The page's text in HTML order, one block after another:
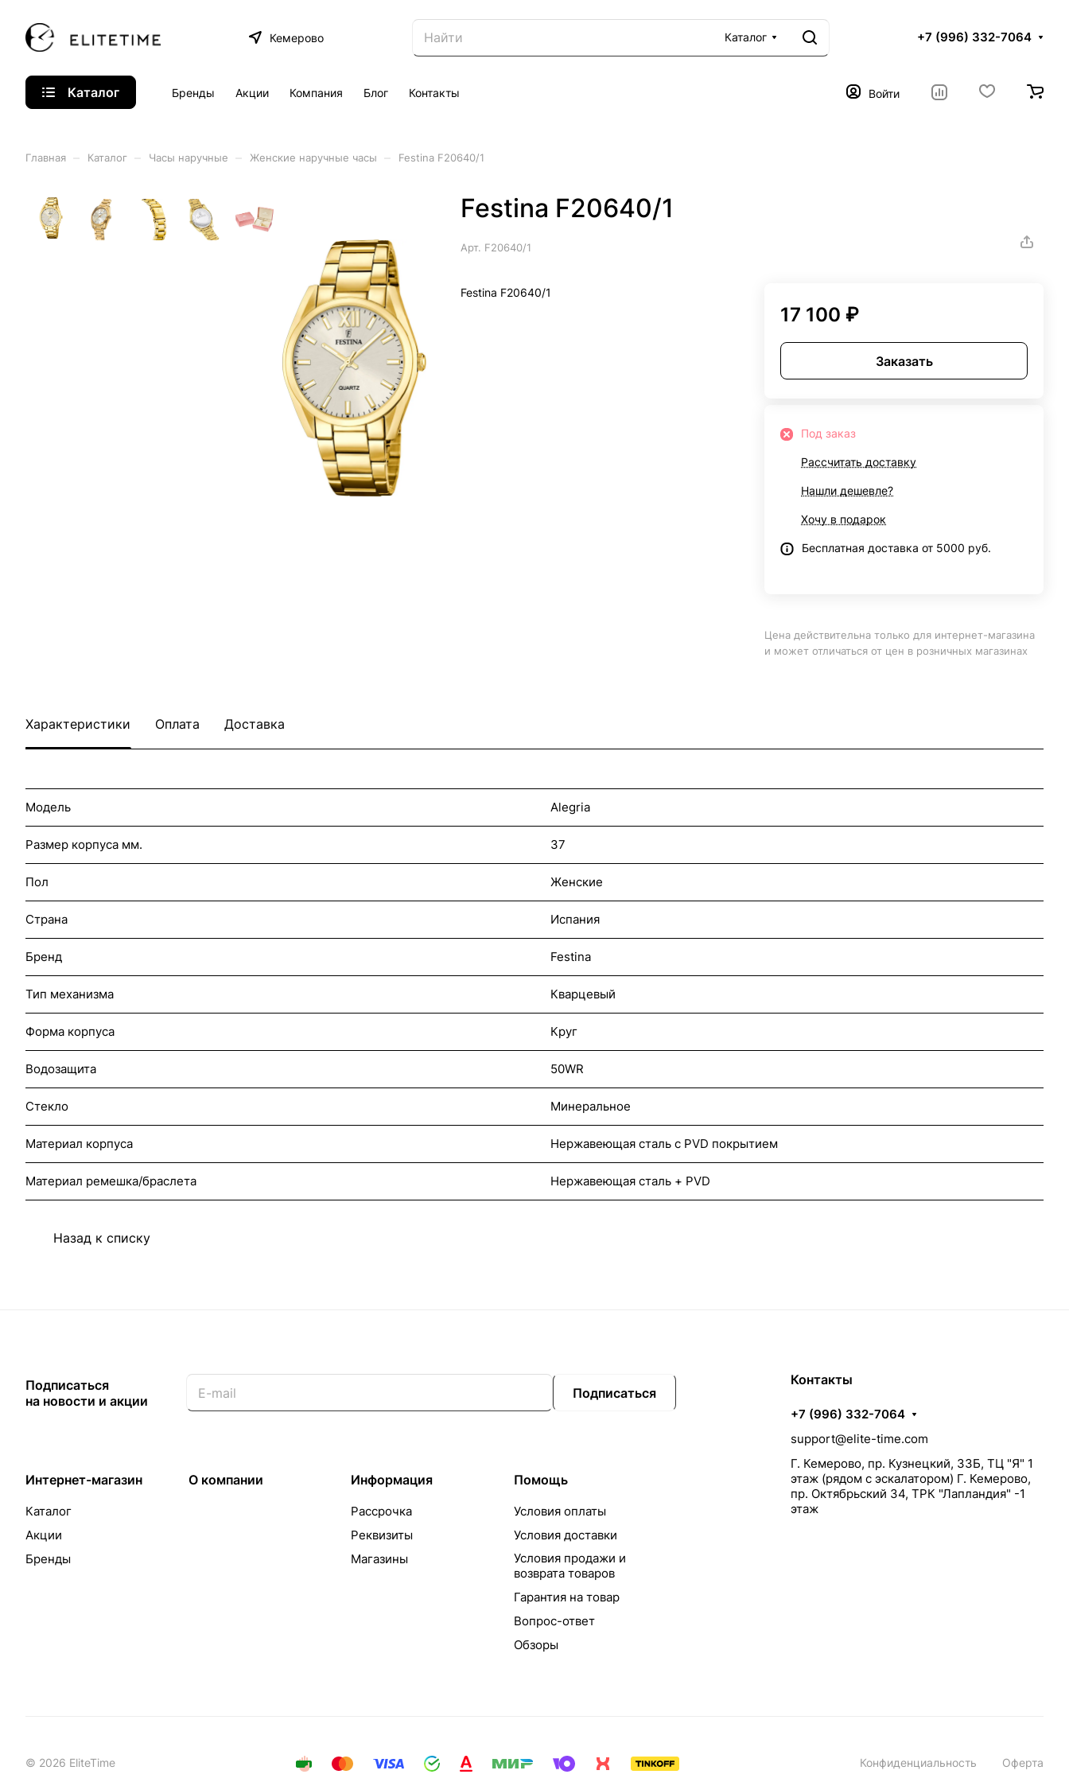
Кемерово Каталог +7 (996) 332-7064
Каталог Бренды Акции Компания Блог Контакты Войти
Главная Каталог Часы наручные Женские наручные часы Festina F20640/1
Festina F20640/1
Арт. F20640/1
Festina F20640/1
17 100 ₽
Заказать
Под заказ
Рассчитать доставку
Нашли дешевле?
Хочу в подарок
Бесплатная доставка от 5000 руб.
Цена действительна только для интернет-магазина
и может отличаться от цен в розничных магазинах
Характеристики Оплата Доставка
Модель Alegria
Размер корпуса мм. 37
Пол Женские
Страна Испания
Бренд Festina
Тип механизма Кварцевый
Форма корпуса Круг
Водозащита 50WR
Стекло Минеральное
Материал корпуса Нержавеющая сталь с PVD покрытием
Материал ремешка/браслета Нержавеющая сталь + PVD
Назад к списку
Подписаться
на новости и акции
Подписаться
Интернет-магазин
Каталог
Акции
Бренды
О компании Информация
Рассрочка
Реквизиты
Магазины
Помощь
Условия оплаты
Условия доставки
Условия продажи и
возврата товаров
Гарантия на товар
Вопрос-ответ
Обзоры
Контакты
+7 (996) 332-7064
support@elite-time.com
Г. Кемерово, пр. Кузнецкий, 33Б, ТЦ "Я" 1
этаж (рядом с эскалатором) Г. Кемерово,
пр. Октябрьский 34, ТРК "Лапландия" -1
этаж
© 2026 EliteTime Конфиденциальность Оферта